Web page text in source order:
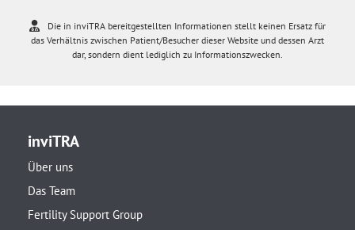
Die in inviTRA bereitgestellten Informationen stellt keinen Ersatz für
das Verhältnis zwischen Patient/Besucher dieser Website und dessen Arzt
dar, sondern dient lediglich zu Informationszwecken.
inviTRA
Über uns
Das Team
Fertility Support Group